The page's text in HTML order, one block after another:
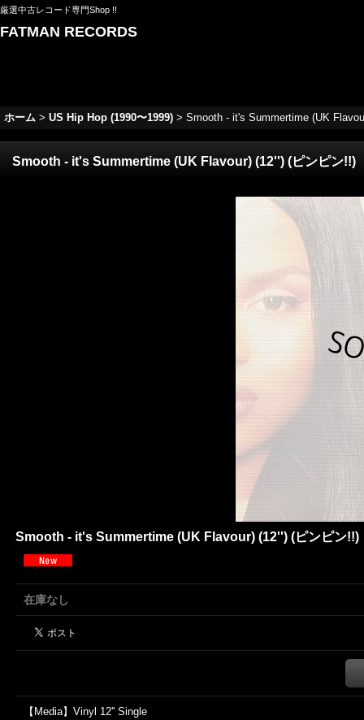
厳選中古レコード専門Shop !!
FATMAN RECORDS
ホーム > US Hip Hop (1990〜1999) > Smooth - it's Summertime (UK
Smooth - it's Summertime (UK Flavour) (12'') (ピンピン!!)
Smooth - it's Summertime (UK Flavour) (12'') (ピンピン!!)
在庫なし
【Media】Vinyl 12'' Single